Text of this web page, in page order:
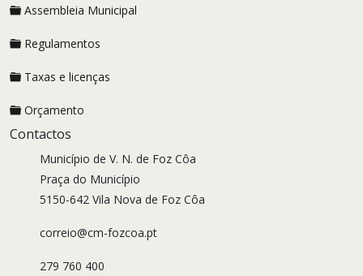
Assembleia Municipal
Regulamentos
Taxas e licenças
Orçamento
Contactos
Município de V. N. de Foz Côa
Praça do Município
5150-642 Vila Nova de Foz Côa
correio@cm-fozcoa.pt
279 760 400